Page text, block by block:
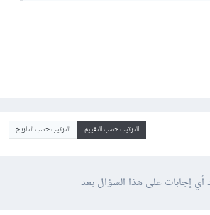
الترتيب حسب التقييم الترتيب حسب التاريخ
أي إجابات على هذا السؤال بعد